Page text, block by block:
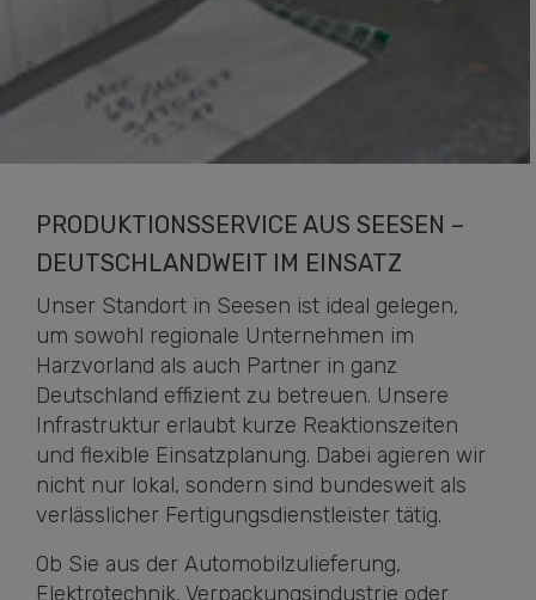
PRODUKTIONSSERVICE AUS SEESEN –
DEUTSCHLANDWEIT IM EINSATZ
Unser Standort in Seesen ist ideal gelegen,
um sowohl regionale Unternehmen im
Harzvorland als auch Partner in ganz
Deutschland effizient zu betreuen. Unsere
Infrastruktur erlaubt kurze Reaktionszeiten
und flexible Einsatzplanung. Dabei agieren wir
nicht nur lokal, sondern sind bundesweit als
verlässlicher Fertigungsdienstleister tätig.
Ob Sie aus der Automobilzulieferung,
Elektrotechnik, Verpackungsindustrie oder